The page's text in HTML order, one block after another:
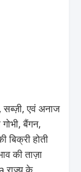
सब्ज़ी, एवं अनाज
बैंगन,
बिक्री होती
की ताज़ा